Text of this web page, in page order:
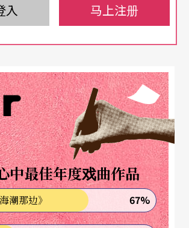
一首作品是布鲁克纳第四号交响曲
鲁克纳惯用大编制的管弦乐作品，
单位将时常反复，往往使听者能进
度，离开人世间的尘杂。所以布鲁
，并不属于人间，而是「神性的长
江靖波的带领下，音乐上的要求皆
场由客席指挥悟朗演出「巴赫清唱
族人，近年自德国拜鲁特主修合唱
入 马上注册
中最佳年度戏曲作品
潮那边》 67%